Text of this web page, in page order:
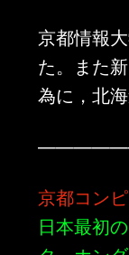
京都情報
た。また
為に，北
京都コン
日本最初